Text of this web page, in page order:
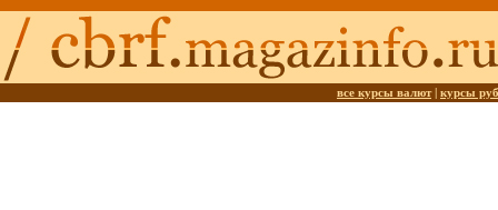
все курсы валют| курсы